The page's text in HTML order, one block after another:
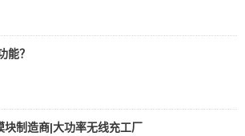
能？
制造商|大功率无线充工厂